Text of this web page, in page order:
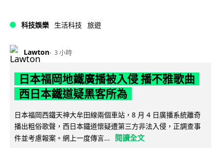
科技娛樂 生活科技 旅遊
Lawton 3 小時
日本福岡地鐵廣播被入侵 播不雅歌曲
西日本鐵道疑黑客所為
日本福岡西鐵天神大牟田線兩個車站，8 月 4 日廣播系統離奇
播出粗俗歌聲，西日本鐵道懷疑遭第三方非法入侵，正調查事
件並考慮報案。網上一度傳言...
閱讀全文